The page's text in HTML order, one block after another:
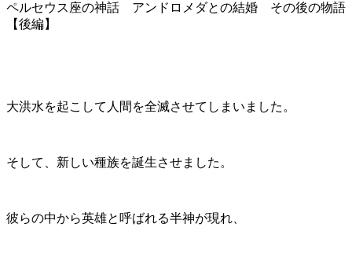
ペルセウス座の神話 アンドロメダとの結婚 その後の物語
【後編】
大洪水を起こして人間を全滅させてしまいました。
そして、新しい種族を誕生させました。
彼らの中から英雄と呼ばれる半神が現れ、